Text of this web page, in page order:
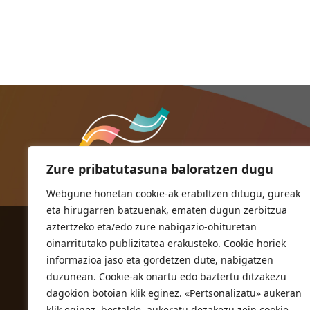
Zure pribatutasuna baloratzen dugu
Webgune honetan cookie-ak erabiltzen ditugu, gureak
eta hirugarren batzuenak, ematen dugun zerbitzua
aztertzeko eta/edo zure nabigazio-ohituretan
oinarritutako publizitatea erakusteko. Cookie horiek
informazioa jaso eta gordetzen dute, nabigatzen
duzunean. Cookie-ak onartu edo baztertu ditzakezu
dagokion botoian klik eginez. «Pertsonalizatu» aukeran
ORIOKO UDALA
Herriko plaza,1
20810 Orio (Gipuzkoa)
T. 943 83 03 46